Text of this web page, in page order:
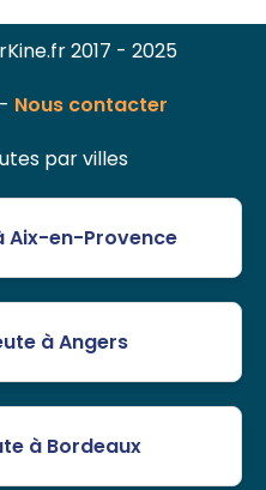
2017 - 2025
Nous contacter
par villes
Aix-en-Provence
à Angers
à Bordeaux